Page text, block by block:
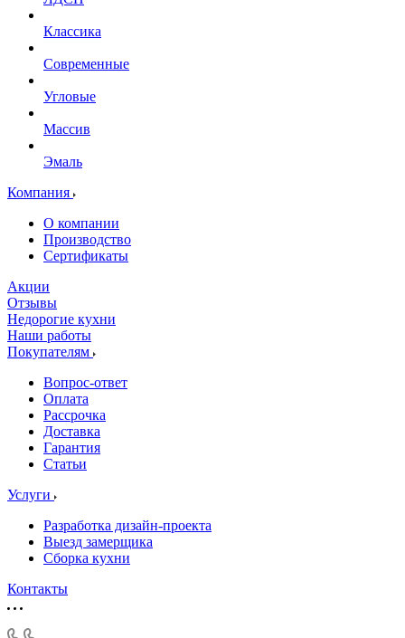
Классика
Современные
Угловые
Массив
Эмаль
Компания
О компании
Производство
Сертификаты
Акции
Отзывы
Недорогие кухни
Наши работы
Покупателям
Вопрос-ответ
Оплата
Рассрочка
Доставка
Гарантия
Статьи
Услуги
Разработка дизайн-проекта
Выезд замерщика
Сборка кухни
Контакты